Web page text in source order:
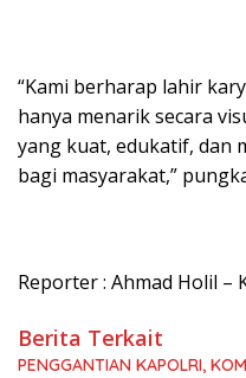
“Kami berharap lahir
hanya menarik secara
yang kuat, edukatif, dan
bagi masyarakat,”
Reporter : Ahmad Holil –
Berita Terkait
PENGGANTIAN KAPOLRI,